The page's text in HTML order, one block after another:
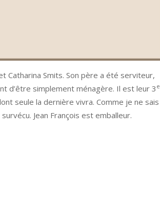
Catharina Smits. Son père a été serviteur,
d’être simplement ménagère. Il est leur 3 e
seule la dernière vivra. Comme je ne sais
Jean François est emballeur.